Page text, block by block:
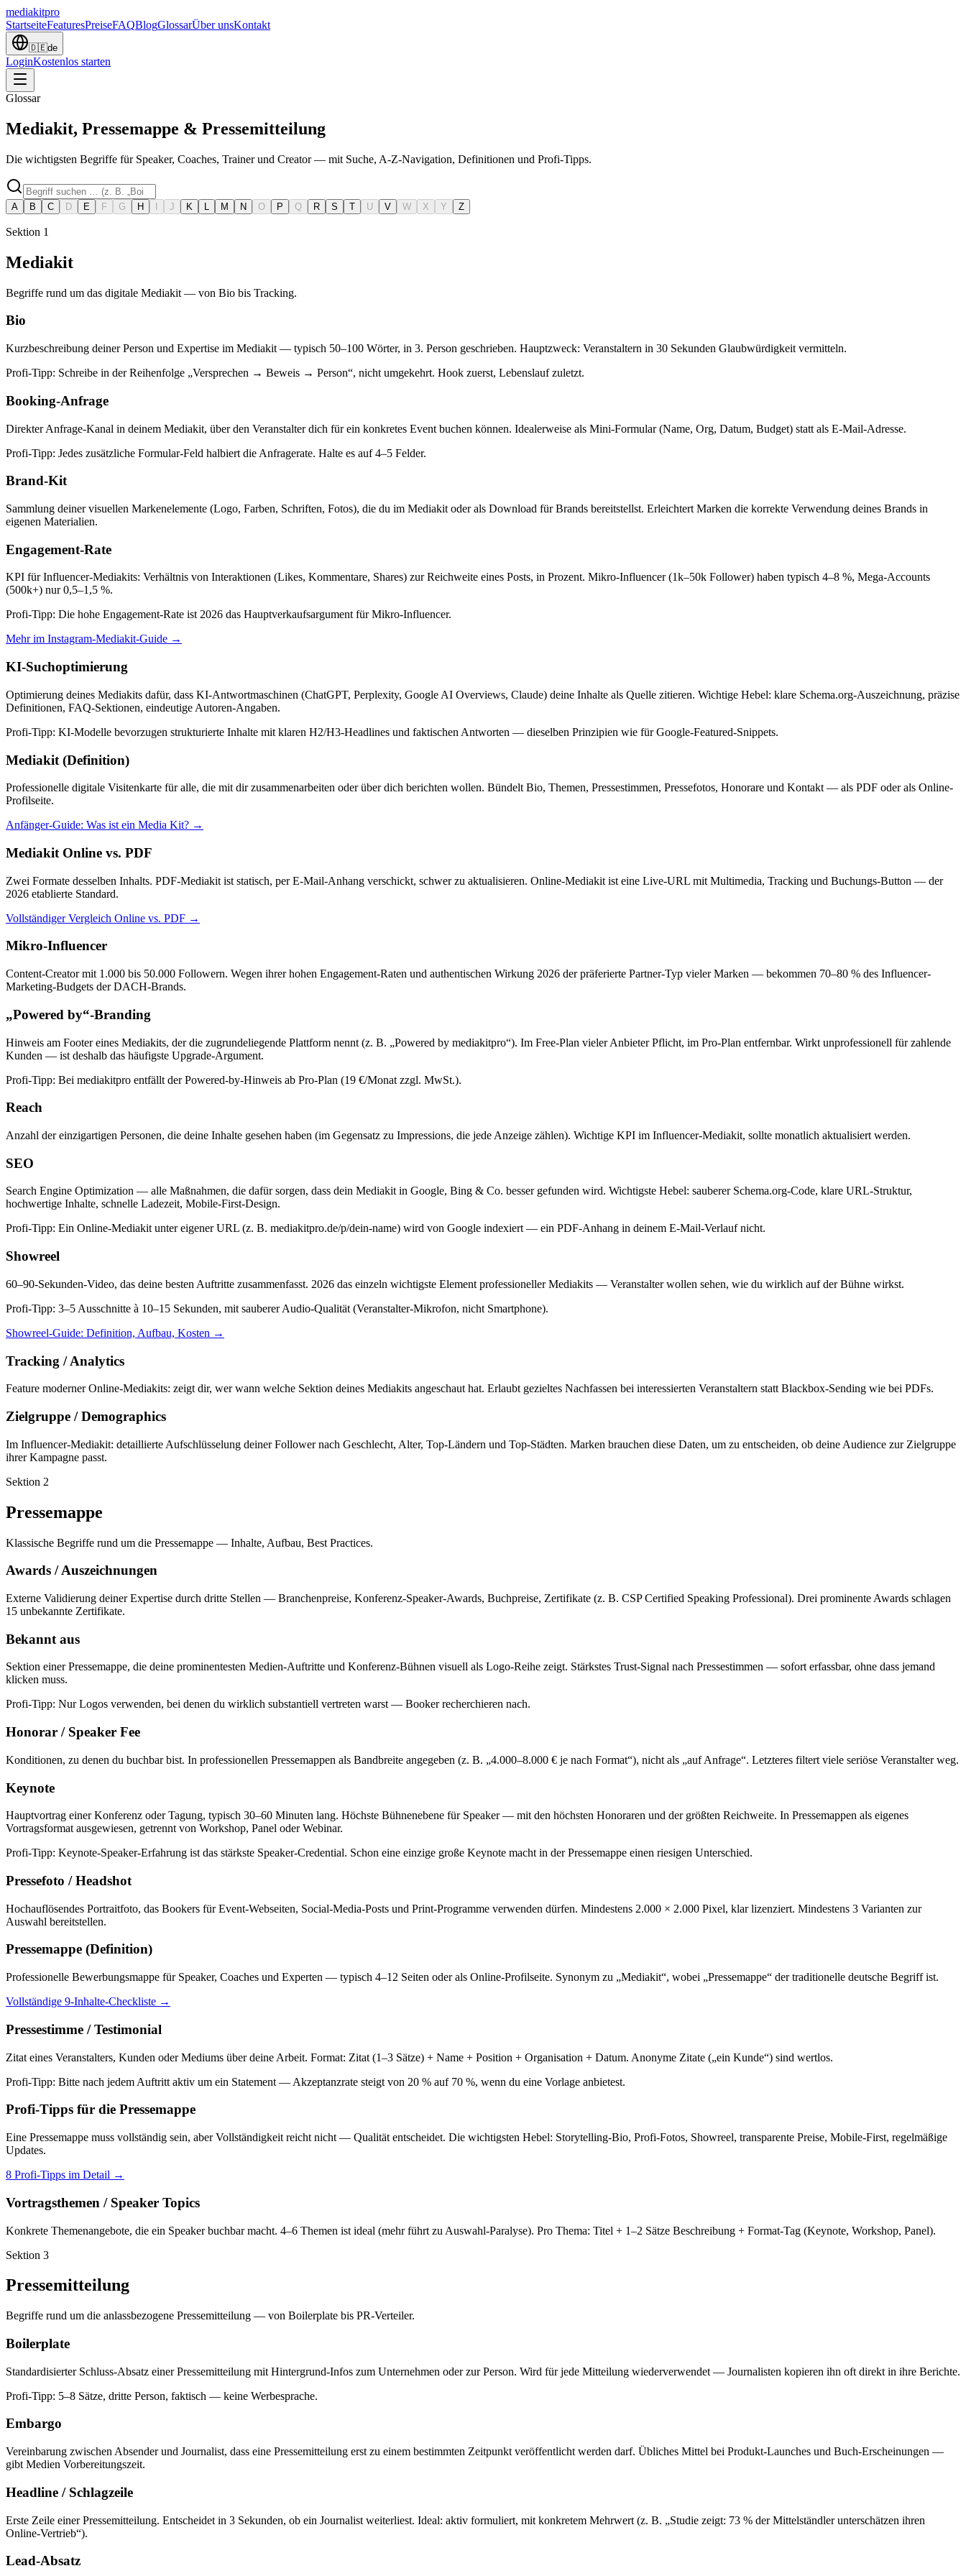
mediakitpro
StartseiteFeaturesPreiseFAQBlogGlossarÜber unsKontakt
🇩🇪de
LoginKostenlos starten
Glossar
Mediakit, Pressemappe & Pressemitteilung
Die wichtigsten Begriffe für Speaker, Coaches, Trainer und Creator — mit Suche, A-Z-Navigation, Definitionen und Profi-Tipps.
A B C D E F G H J K M N O P Q R S T U V W X Y Z
Sektion 1
Mediakit
Begriffe rund um das digitale Mediakit — von Bio bis Tracking.
Bio
Kurzbeschreibung deiner Person und Expertise im Mediakit — typisch 50–100 Wörter, in 3. Person geschrieben. Hauptzweck: Veranstaltern in 30 Sekunden Glaubwürdigkeit vermitteln.
Profi-Tipp: Schreibe in der Reihenfolge „Versprechen → Beweis → Person“, nicht umgekehrt. Hook zuerst, Lebenslauf zuletzt.
Booking-Anfrage
Direkter Anfrage-Kanal in deinem Mediakit, über den Veranstalter dich für ein konkretes Event buchen können. Idealerweise als Mini-Formular (Name, Org, Datum, Budget) statt als E-Mail-Adresse.
Profi-Tipp: Jedes zusätzliche Formular-Feld halbiert die Anfragerate. Halte es auf 4–5 Felder.
Brand-Kit
Sammlung deiner visuellen Markenelemente (Logo, Farben, Schriften, Fotos), die du im Mediakit oder als Download für Brands bereitstellst. Erleichtert Marken die korrekte Verwendung deines Brands in
eigenen Materialien.
Engagement-Rate
KPI für Influencer-Mediakits: Verhältnis von Interaktionen (Likes, Kommentare, Shares) zur Reichweite eines Posts, in Prozent. Mikro-Influencer (1k–50k Follower) haben typisch 4–8 %, Mega-Accounts
(500k+) nur 0,5–1,5 %.
Profi-Tipp: Die hohe Engagement-Rate ist 2026 das Hauptverkaufsargument für Mikro-Influencer.
Mehr im Instagram-Mediakit-Guide →
KI-Suchoptimierung
Optimierung deines Mediakits dafür, dass KI-Antwortmaschinen (ChatGPT, Perplexity, Google AI Overviews, Claude) deine Inhalte als Quelle zitieren. Wichtige Hebel: klare Schema.org-Auszeichnung, präzise
Definitionen, FAQ-Sektionen, eindeutige Autoren-Angaben.
Profi-Tipp: KI-Modelle bevorzugen strukturierte Inhalte mit klaren H2/H3-Headlines und faktischen Antworten — dieselben Prinzipien wie für Google-Featured-Snippets.
Mediakit (Definition)
Professionelle digitale Visitenkarte für alle, die mit dir zusammenarbeiten oder über dich berichten wollen. Bündelt Bio, Themen, Pressestimmen, Pressefotos, Honorare und Kontakt — als PDF oder als Online-
Profilseite.
Anfänger-Guide: Was ist ein Media Kit? →
Mediakit Online vs. PDF
Zwei Formate desselben Inhalts. PDF-Mediakit ist statisch, per E-Mail-Anhang verschickt, schwer zu aktualisieren. Online-Mediakit ist eine Live-URL mit Multimedia, Tracking und Buchungs-Button — der
2026 etablierte Standard.
Vollständiger Vergleich Online vs. PDF →
Mikro-Influencer
Content-Creator mit 1.000 bis 50.000 Followern. Wegen ihrer hohen Engagement-Raten und authentischen Wirkung 2026 der präferierte Partner-Typ vieler Marken — bekommen 70–80 % des Influencer-
Marketing-Budgets der DACH-Brands.
„Powered by“-Branding
Hinweis am Footer eines Mediakits, der die zugrundeliegende Plattform nennt (z. B. „Powered by mediakitpro“). Im Free-Plan vieler Anbieter Pflicht, im Pro-Plan entfernbar. Wirkt unprofessionell für zahlende
Kunden — ist deshalb das häufigste Upgrade-Argument.
Profi-Tipp: Bei mediakitpro entfällt der Powered-by-Hinweis ab Pro-Plan (19 €/Monat zzgl. MwSt.).
Reach
Anzahl der einzigartigen Personen, die deine Inhalte gesehen haben (im Gegensatz zu Impressions, die jede Anzeige zählen). Wichtige KPI im Influencer-Mediakit, sollte monatlich aktualisiert werden.
SEO
Search Engine Optimization — alle Maßnahmen, die dafür sorgen, dass dein Mediakit in Google, Bing & Co. besser gefunden wird. Wichtigste Hebel: sauberer Schema.org-Code, klare URL-Struktur,
hochwertige Inhalte, schnelle Ladezeit, Mobile-First-Design.
Profi-Tipp: Ein Online-Mediakit unter eigener URL (z. B. mediakitpro.de/p/dein-name) wird von Google indexiert — ein PDF-Anhang in deinem E-Mail-Verlauf nicht.
Showreel
60–90-Sekunden-Video, das deine besten Auftritte zusammenfasst. 2026 das einzeln wichtigste Element professioneller Mediakits — Veranstalter wollen sehen, wie du wirklich auf der Bühne wirkst.
Profi-Tipp: 3–5 Ausschnitte à 10–15 Sekunden, mit sauberer Audio-Qualität (Veranstalter-Mikrofon, nicht Smartphone).
Showreel-Guide: Definition, Aufbau, Kosten →
Tracking / Analytics
Feature moderner Online-Mediakits: zeigt dir, wer wann welche Sektion deines Mediakits angeschaut hat. Erlaubt gezieltes Nachfassen bei interessierten Veranstaltern statt Blackbox-Sending wie bei PDFs.
Zielgruppe / Demographics
Im Influencer-Mediakit: detaillierte Aufschlüsselung deiner Follower nach Geschlecht, Alter, Top-Ländern und Top-Städten. Marken brauchen diese Daten, um zu entscheiden, ob deine Audience zur Zielgruppe
ihrer Kampagne passt.
Sektion 2
Pressemappe
Klassische Begriffe rund um die Pressemappe — Inhalte, Aufbau, Best Practices.
Awards / Auszeichnungen
Externe Validierung deiner Expertise durch dritte Stellen — Branchenpreise, Konferenz-Speaker-Awards, Buchpreise, Zertifikate (z. B. CSP Certified Speaking Professional). Drei prominente Awards schlagen
15 unbekannte Zertifikate.
Bekannt aus
Sektion einer Pressemappe, die deine prominentesten Medien-Auftritte und Konferenz-Bühnen visuell als Logo-Reihe zeigt. Stärkstes Trust-Signal nach Pressestimmen — sofort erfassbar, ohne dass jemand
klicken muss.
Profi-Tipp: Nur Logos verwenden, bei denen du wirklich substantiell vertreten warst — Booker recherchieren nach.
Honorar / Speaker Fee
Konditionen, zu denen du buchbar bist. In professionellen Pressemappen als Bandbreite angegeben (z. B. „4.000–8.000 € je nach Format“), nicht als „auf Anfrage“. Letzteres filtert viele seriöse Veranstalter weg.
Keynote
Hauptvortrag einer Konferenz oder Tagung, typisch 30–60 Minuten lang. Höchste Bühnenebene für Speaker — mit den höchsten Honoraren und der größten Reichweite. In Pressemappen als eigenes
Vortragsformat ausgewiesen, getrennt von Workshop, Panel oder Webinar.
Profi-Tipp: Keynote-Speaker-Erfahrung ist das stärkste Speaker-Credential. Schon eine einzige große Keynote macht in der Pressemappe einen riesigen Unterschied.
Pressefoto / Headshot
Hochauflösendes Portraitfoto, das Bookers für Event-Webseiten, Social-Media-Posts und Print-Programme verwenden dürfen. Mindestens 2.000 × 2.000 Pixel, klar lizenziert. Mindestens 3 Varianten zur
Auswahl bereitstellen.
Pressemappe (Definition)
Professionelle Bewerbungsmappe für Speaker, Coaches und Experten — typisch 4–12 Seiten oder als Online-Profilseite. Synonym zu „Mediakit“, wobei „Pressemappe“ der traditionelle deutsche Begriff ist.
Vollständige 9-Inhalte-Checkliste →
Pressestimme / Testimonial
Zitat eines Veranstalters, Kunden oder Mediums über deine Arbeit. Format: Zitat (1–3 Sätze) + Name + Position + Organisation + Datum. Anonyme Zitate („ein Kunde“) sind wertlos.
Profi-Tipp: Bitte nach jedem Auftritt aktiv um ein Statement — Akzeptanzrate steigt von 20 % auf 70 %, wenn du eine Vorlage anbietest.
Profi-Tipps für die Pressemappe
Eine Pressemappe muss vollständig sein, aber Vollständigkeit reicht nicht — Qualität entscheidet. Die wichtigsten Hebel: Storytelling-Bio, Profi-Fotos, Showreel, transparente Preise, Mobile-First, regelmäßige
Updates.
8 Profi-Tipps im Detail →
Vortragsthemen / Speaker Topics
Konkrete Themenangebote, die ein Speaker buchbar macht. 4–6 Themen ist ideal (mehr führt zu Auswahl-Paralyse). Pro Thema: Titel + 1–2 Sätze Beschreibung + Format-Tag (Keynote, Workshop, Panel).
Sektion 3
Pressemitteilung
Begriffe rund um die anlassbezogene Pressemitteilung — von Boilerplate bis PR-Verteiler.
Boilerplate
Standardisierter Schluss-Absatz einer Pressemitteilung mit Hintergrund-Infos zum Unternehmen oder zur Person. Wird für jede Mitteilung wiederverwendet — Journalisten kopieren ihn oft direkt in ihre Berichte.
Profi-Tipp: 5–8 Sätze, dritte Person, faktisch — keine Werbesprache.
Embargo
Vereinbarung zwischen Absender und Journalist, dass eine Pressemitteilung erst zu einem bestimmten Zeitpunkt veröffentlicht werden darf. Übliches Mittel bei Produkt-Launches und Buch-Erscheinungen —
gibt Medien Vorbereitungszeit.
Headline / Schlagzeile
Erste Zeile einer Pressemitteilung. Entscheidet in 3 Sekunden, ob ein Journalist weiterliest. Ideal: aktiv formuliert, mit konkretem Mehrwert (z. B. „Studie zeigt: 73 % der Mittelständler unterschätzen ihren
Online-Vertrieb“).
Lead-Absatz